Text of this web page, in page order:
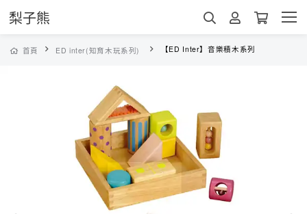
梨子熊
首頁 ED inter(知育木玩系列) 【ED Inter】音樂積木系列